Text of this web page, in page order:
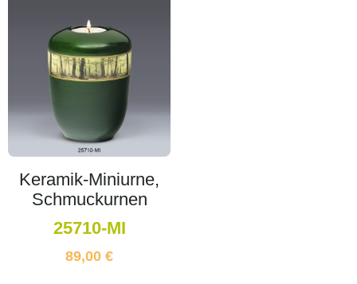
Keramik-Miniurne,
Schmuckurnen
25710-MI
89,00 €